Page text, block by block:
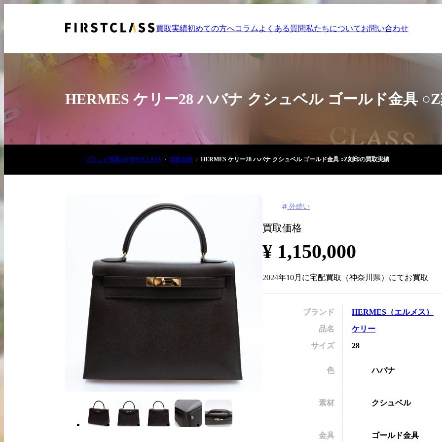
買取実績初めての方へコラム よくある質問私たちについてお問い合わせ
03-6908-5890
出張買取の
お申込み
LINE査定
HERMES ケリー28 ハバナ クシュベル ゴールド金具
ブランド買取のFIRSTCLASS 買取実績 HERMES ケリー28 ハバナ クシュベル ゴールド金具 ○Z刻印の買取実績
外縫い
買取価格
¥ 1,150,000
2024年10月 に宅配買取 （神奈川県）にてお買取
ブランド HERMES （エルメス）
品名
ケリー
サイズ
28
色 ハバナ
素材 クシュベル
金具 ゴールド金具